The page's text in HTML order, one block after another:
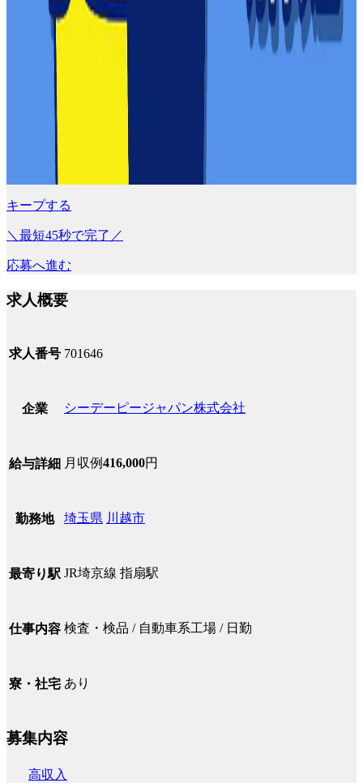
キープする
＼最短45秒で完了／
応募へ進む
求人概要
求人番号 701646
企業 シーデーピージャパン株式会社
給与詳細 月収例416,000円
勤務地 埼玉県 川越市
最寄り駅 JR埼京線 指扇駅
仕事内容 検査・検品 / 自動車系工場 / 日勤
寮・社宅 あり
募集内容
高収入